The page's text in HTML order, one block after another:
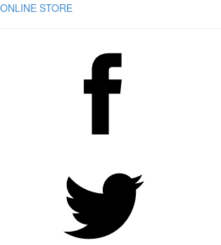
ONLINE STORE